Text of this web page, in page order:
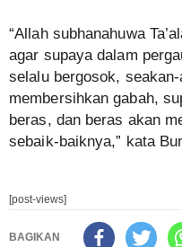
“Allah subhanahuwa
agar supaya dalam
selalu bergosok,
membersihkan gabah,
beras, dan beras akan
sebaik-baiknya,” kata
[post-views]
BAGIKAN